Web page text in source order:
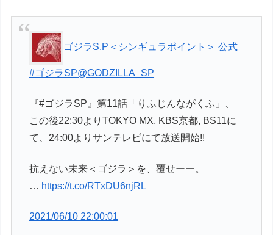
ゴジラS.P＜シンギュラポイント＞ 公式
#ゴジラSP@GODZILLA_SP
『#ゴジラSP』第11話「りふじんながくふ」、
この後22:30よりTOKYO MX, KBS京都, BS11に
て、24:00よりサンテレビにて放送開始!!
抗えない未来＜ゴジラ＞を、覆せーー。
… https://t.co/RTxDU6njRL
2021/06/10 22:00:01